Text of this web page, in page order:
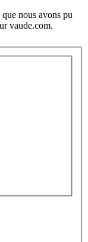
nous avons pu
vaude.com.